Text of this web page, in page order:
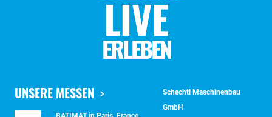
LIVE
ERLEBEN
UNSERE MESSEN
Schechtl Maschinenbau
GmbH